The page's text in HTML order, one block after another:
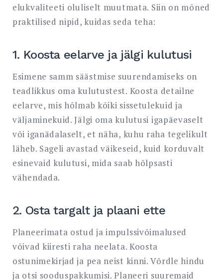
elukvaliteeti oluliselt muutmata. Siin on mõned
praktilised nipid, kuidas seda teha:
1. Koosta eelarve ja jälgi kulutusi
Esimene samm säästmise suurendamiseks on
teadlikkus oma kulutustest. Koosta detailne
eelarve, mis hõlmab kõiki sissetulekuid ja
väljaminekuid. Jälgi oma kulutusi igapäevaselt
või iganädalaselt, et näha, kuhu raha tegelikult
läheb. Sageli avastad väikeseid, kuid korduvalt
esinevaid kulutusi, mida saab hõlpsasti
vähendada.
2. Osta targalt ja plaani ette
Planeerimata ostud ja impulssivõimalused
võivad kiiresti raha neelata. Koosta
ostunimekirjad ja pea neist kinni. Võrdle hindu
ja otsi sooduspakkumisi. Planeeri suuremaid